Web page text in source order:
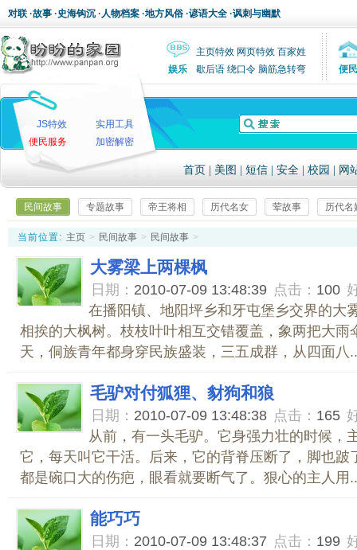
对联 ·故事 ·史海钩沉 ·人物档案 ·地方风俗 ·谚语大全 ·讽刺与幽默
主页特效 网页特效 百家姓
娱乐
歇后语 绕口令 脑筋急转弯 便民
JS特效
实用工具
便民服务
加密解密
首页 美图 短信 安全 校园 网
民间故事 专题故事 帝王将相 历代名女 荤故事 历代名
当前位置: 主页 > 民间故事 > 民间故事 >
大雾梁上两棵枫
日期： 2010-07-09 13:48:39 点击： 100
在播阳镇、地阳坪乡和牙屯堡乡交界的大
相挨的大枫树。枝枝叶叶相互交错覆盖，象两把大雨
天，侗族青年都身穿民族盛装，三五成群，从四面八
毛驴对付狐狸、豺狗和狼
日期： 2010-07-09 13:48:38 点击： 165
从前，有一头毛驴。它身强力壮的时候，
它，每天叫它干活。后来，它的背脊压断了，脚也跛
都是碗口大的伤疤，眼看就要断气了。狠心的主人用
能巧巧
日期： 2010-07-09 13:48:37 点击： 199